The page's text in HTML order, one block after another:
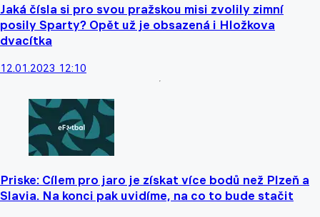
Jaká čísla si pro svou pražskou misi zvolily zimní
posily Sparty? Opět už je obsazená i Hložkova
dvacítka
12.01.2023 12:10
Priske: Cílem pro jaro je získat více bodů než Plzeň a
Slavia. Na konci pak uvidíme, na co to bude stačit